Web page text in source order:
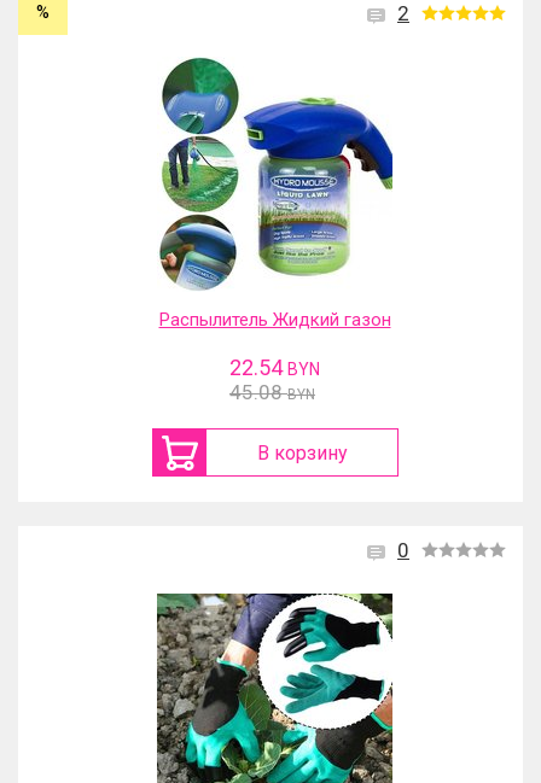
2
%
Распылитель Жидкий газон
22.54 BYN
45.08 BYN
В корзину
0